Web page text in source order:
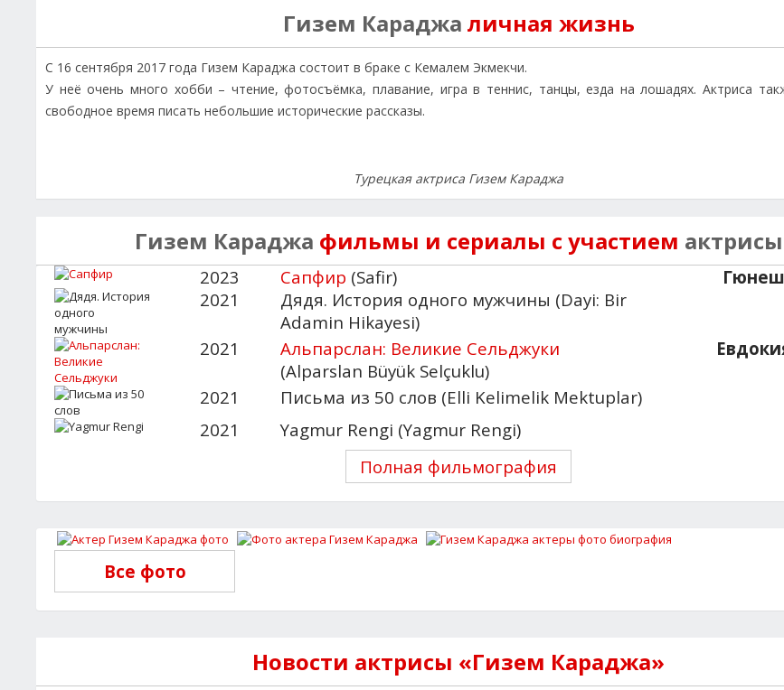
Гизем Караджа личная жизнь
С 16 сентября 2017 года Гизем Караджа состоит в браке с Кемалем Экмекчи.
У неё очень много хобби – чтение, фотосъёмка, плавание, игра в теннис, танцы, езда на лошадях. Актриса
свободное время писать небольшие исторические рассказы.
Турецкая актриса Гизем Караджа
Гизем Караджа фильмы и сериалы с участием актрисы
2023 Сапфир (Safir)
Гюнеш
2021
Дядя. История одного мужчины (Dayi: Bir
Adamin Hikayesi)
2021
Альпарслан: Великие Сельджуки
(Alparslan Büyük Selçuklu)
2021
Письма из 50 слов (Elli Kelimelik Mektuplar)
2021
Yagmur Rengi (Yagmur Rengi)
Полная фильмография
Все фото
Новости актрисы «Гизем Караджа»